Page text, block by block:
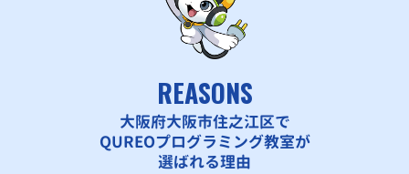
REASONS
大阪府大阪市住之江区で
QUREOプログラミング教室が
選ばれる理由